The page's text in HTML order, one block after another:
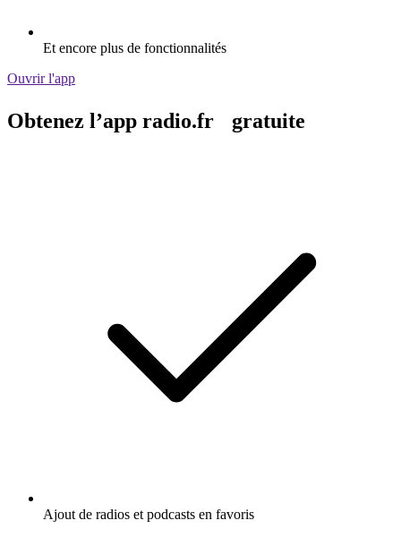
Et encore plus de fonctionnalités
Ouvrir l'app
Obtenez l’app radio.fr gratuite
Ajout de radios et podcasts en favoris